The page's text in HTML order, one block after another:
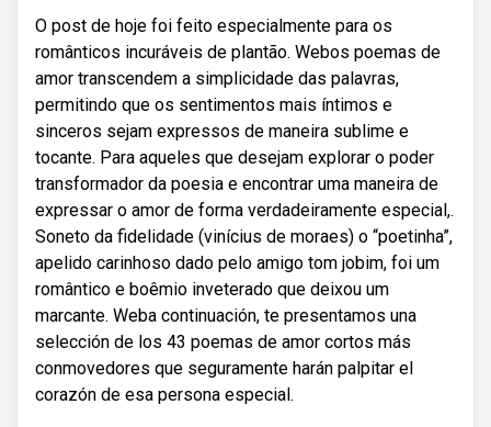
O post de hoje foi feito especialmente para os
românticos incuráveis de plantão. Webos poemas de
amor transcendem a simplicidade das palavras,
permitindo que os sentimentos mais íntimos e
sinceros sejam expressos de maneira sublime e
tocante. Para aqueles que desejam explorar o poder
transformador da poesia e encontrar uma maneira de
expressar o amor de forma verdadeiramente especial,.
Soneto da fidelidade (vinícius de moraes) o “poetinha”,
apelido carinhoso dado pelo amigo tom jobim, foi um
romântico e boêmio inveterado que deixou um
marcante. Weba continuación, te presentamos una
selección de los 43 poemas de amor cortos más
conmovedores que seguramente harán palpitar el
corazón de esa persona especial.